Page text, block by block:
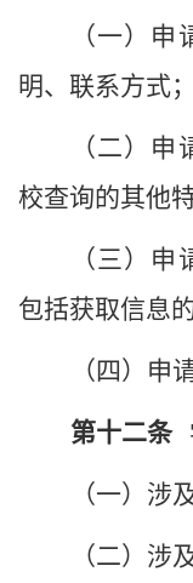
（一）
明、联系方式；
（二）
校查询的其他
（三）申
包括获取信息
（四）申
第十二条
（一）涉
（二）涉